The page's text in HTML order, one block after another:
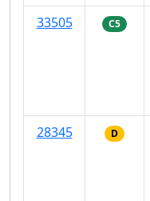
33505
C5
28345
D